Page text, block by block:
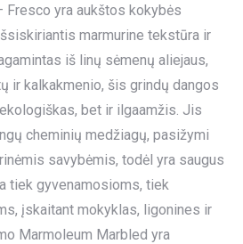
Fresco yra aukštos kokybės
marmurine tekstūra ir
iš linų sėmenų aliejaus,
ir kalkakmenio, šis grindų dangos
bet ir ilgaamžis. Jis
cheminių medžiagų, pasižymi
savybėmis, todėl yra saugus
tiek gyvenamosioms, tiek
įskaitant mokyklas, ligonines ir
Marmoleum Marbled yra